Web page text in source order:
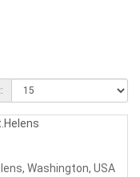
Washington, USA